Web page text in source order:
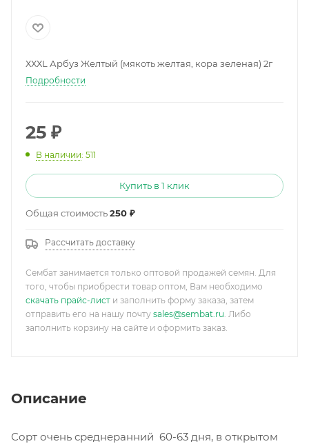
ХХХL Арбуз Желтый (мякоть желтая, кора зеленая) 2г
Подробности
25 ₽
В наличии: 511
Купить в 1 клик
Общая стоимость250 ₽
Рассчитать доставку
Сембат занимается только оптовой продажей семян. Для
того, чтобы приобрести товар оптом, Вам необходимо
скачать прайс-лист и заполнить форму заказа, затем
отправить его на нашу почту sales@sembat.ru. Либо
заполнить корзину на сайте и оформить заказ.
Описание
Сорт очень среднеранний 60-63 дня, в открытом